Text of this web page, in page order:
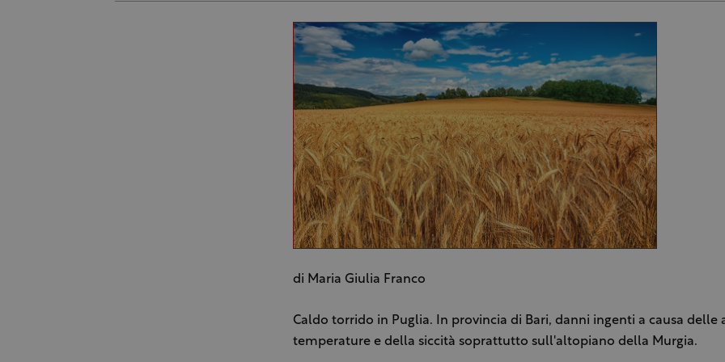
di Maria Giulia Franco
Caldo torrido in Puglia. In provincia di Bari, danni ingenti a causa delle
temperature e della siccità soprattutto sull'altopiano della Murgia.